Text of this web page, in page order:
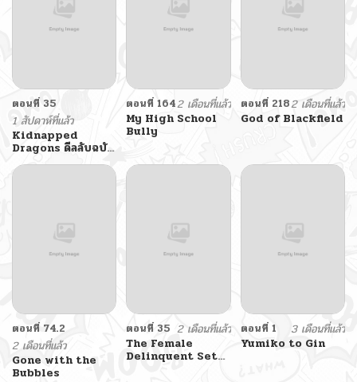
ตอนที่ 35
1 สัปดาห์ที่แล้ว
Kidnapped
Dragons ดีลลับฉบับ
ลักพาตัวมังกร
ตอนที่ 1642 เดือนที่แล้ว
My High School
Bully
ตอนที่ 2182 เดือนที่แล้ว
God of Blackfield
ตอนที่ 74.2
2 เดือนที่แล้ว
Gone with the
Bubbles
ตอนที่ 35 2 เดือนที่แล้ว
The Female
Delinquent Set
ตอนที่ 1
3 เดือนที่แล้ว
Yumiko to Gin